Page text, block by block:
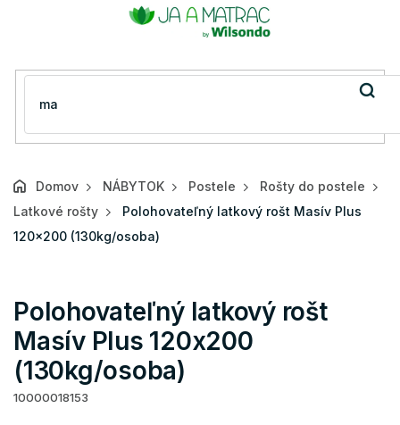
Domov NÁBYTOK Postele
Rošty do postele
Latkové rošty
Polohovateľný latkový rošt Masív Plus
120x200 (130kg/osoba)
Polohovateľný latkový rošt
Masív Plus 120x200
(130kg/osoba)
10000018153